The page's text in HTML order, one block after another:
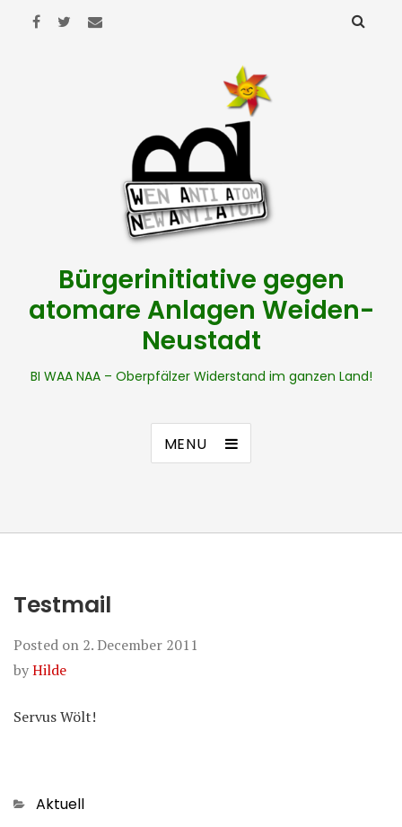
Bürgerinitiative gegen
atomare Anlagen Weiden-
Neustadt
BI WAA NAA – Oberpfälzer Widerstand im ganzen Land!
MENU
Testmail
Posted on 2. December 2011
byHilde
Servus Wölt!
Categories
Aktuell